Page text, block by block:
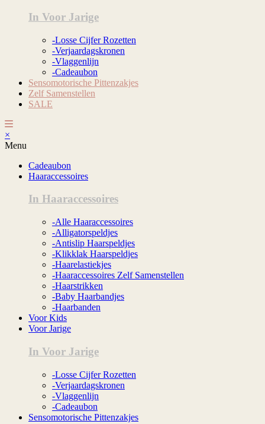
In Voor Jarige
-Losse Cijfer Rozetten
-Verjaardagskronen
-Vlaggenlijn
-Cadeaubon
Sensomotorische Pittenzakjes
Zelf Samenstellen
SALE
×
Menu
Cadeaubon
Haaraccessoires
In Haaraccessoires
-Alle Haaraccessoires
-Alligatorspeldjes
-Antislip Haarspeldjes
-Klikklak Haarspeldjes
-Haarelastiekjes
-Haaraccessoires Zelf Samenstellen
-Haarstrikken
-Baby Haarbandjes
-Haarbanden
Voor Kids
Voor Jarige
In Voor Jarige
-Losse Cijfer Rozetten
-Verjaardagskronen
-Vlaggenlijn
-Cadeaubon
Sensomotorische Pittenzakjes